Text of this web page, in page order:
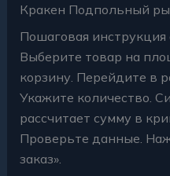
Кракен Подпольный
Пошаговая
Выберите товар на
корзину. Перейдите в
Укажите количество.
рассчитает сумму в
Проверьте данные.
заказ».